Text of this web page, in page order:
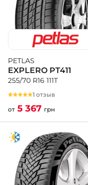
PETLAS
EXPLERO PT411
255/70 R16 111T
1 отзыв
от 5 367 грн